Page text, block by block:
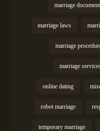
marriage
marriage laws
marriage
marriage
online dating
robot marriage
temporary marriage